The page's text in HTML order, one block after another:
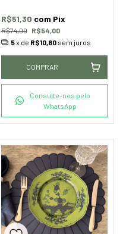
R$74,00 R$54,00
R$51,30 com Pix
5x de R$10,80 sem juros
COMPRAR
Consulte-nos pelo
WhatsApp